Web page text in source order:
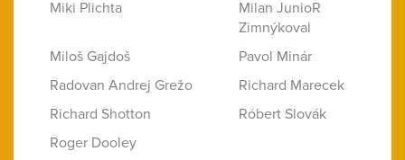
Miki Plichta
Milan JunioR
Zimnýkoval
Miloš Gajdoš
Pavol Minár
Radovan Andrej Grežo
Richard Marecek
Richard Shotton
Róbert Slovák
Roger Dooley